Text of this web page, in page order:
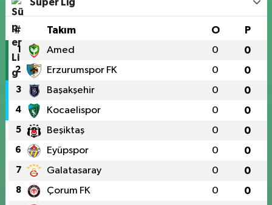
Süper Lig
# Takım O P
1 Amed 0 0
2 Erzurumspor FK 0 0
3 Başakşehir 0 0
4 Kocaelispor 0 0
5 Beşiktaş 0 0
6 Eyüpspor 0 0
7 Galatasaray 0 0
8 Çorum FK 0 0